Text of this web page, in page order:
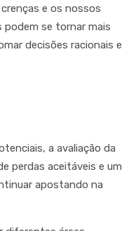
e os nossos
podem se tornar mais
decisões racionais e
a avaliação da
perdas aceitáveis e um
apostando na